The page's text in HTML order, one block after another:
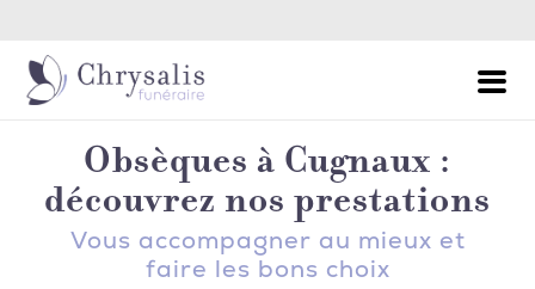
Obsèques à Cugnaux :
découvrez nos prestations
Vous accompagner au mieux et
faire les bons choix